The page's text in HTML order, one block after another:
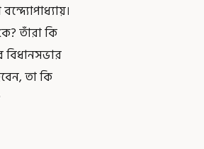
তাঁরা কি
বিধানসভার
তা কি